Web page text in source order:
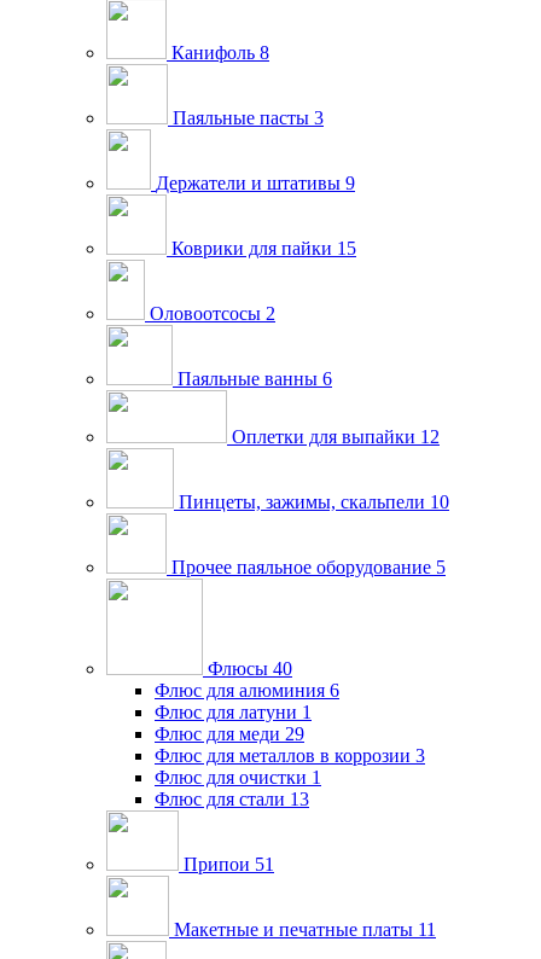
Канифоль 8
Паяльные пасты 3
Держатели и штативы 9
Коврики для пайки 15
Оловоотсосы 2
Паяльные ванны 6
Оплетки для выпайки 12
Пинцеты, зажимы, скальпели 10
Прочее паяльное оборудование 5
Флюсы 40
Флюс для алюминия 6
Флюс для латуни 1
Флюс для меди 29
Флюс для металлов в коррозии 3
Флюс для очистки 1
Флюс для стали 13
Припои 51
Макетные и печатные платы 11